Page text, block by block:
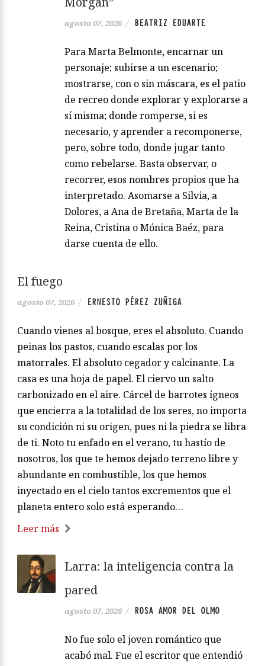
agosto 07, 2026 / BEATRIZ EDUARTE
Para Marta Belmonte, encarnar un
personaje; subirse a un escenario;
mostrarse, con o sin máscara, es el patio
de recreo donde explorar y explorarse a
sí misma; donde romperse, si es
necesario, y aprender a recomponerse,
pero, sobre todo, donde jugar tanto
como rebelarse. Basta observar, o
recorrer, esos nombres propios que ha
interpretado. Asomarse a Silvia, a
Dolores, a Ana de Bretaña, Marta de la
Reina, Cristina o Mónica Baéz, para
darse cuenta de ello.
El fuego
agosto 07, 2026 / ERNESTO PÉREZ ZUÑIGA
Cuando vienes al bosque, eres el absoluto. Cuando
peinas los pastos, cuando escalas por los
matorrales. El absoluto cegador y calcinante. La
casa es una hoja de papel. El ciervo un salto
carbonizado en el aire. Cárcel de barrotes ígneos
que encierra a la totalidad de los seres, no importa
su condición ni su origen, pues ni la piedra se libra
de ti. Noto tu enfado en el verano, tu hastío de
nosotros, los que te hemos dejado terreno libre y
abundante en combustible, los que hemos
inyectado en el cielo tantos excrementos que el
planeta entero solo está esperando…
Leer más
Larra: la inteligencia contra la
pared
agosto 07, 2026 / ROSA AMOR DEL OLMO
No fue solo el joven romántico que
acabó mal. Fue el escritor que entendió